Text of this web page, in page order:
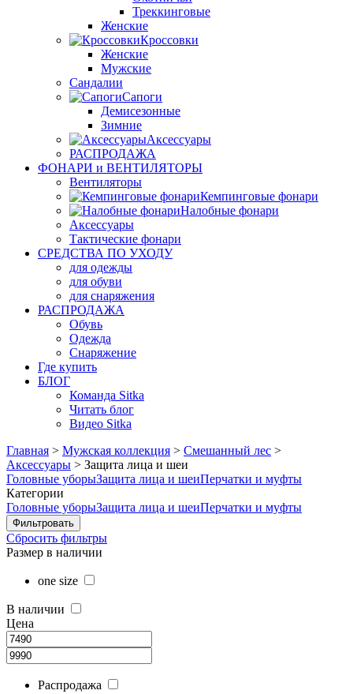
Треккинговые
Женские
Кроссовки
Женские
Мужские
Сандалии
Сапоги
Демисезонные
Зимние
Аксессуары
РАСПРОДАЖА
ФОНАРИ и ВЕНТИЛЯТОРЫ
Вентиляторы
Кемпинговые фонари
Налобные фонари
Аксессуары
Тактические фонари
СРЕДСТВА ПО УХОДУ
для одежды
для обуви
для снаряжения
РАСПРОДАЖА
Обувь
Одежда
Снаряжение
Где купить
БЛОГ
Команда Sitka
Читать блог
Видео Sitka
Главная > Мужская коллекция > Смешанный лес >
Аксессуары > Защита лица и шеи
Головные уборыЗащита лица и шеиПерчатки и муфты
Категории
Головные уборыЗащита лица и шеиПерчатки и муфты
Сбросить фильтры
Размер в наличии
one size
В наличии
Цена
Распродажа